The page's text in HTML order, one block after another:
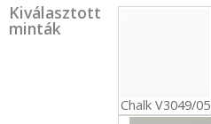
Kiválasztott
minták
Chalk V3049/05